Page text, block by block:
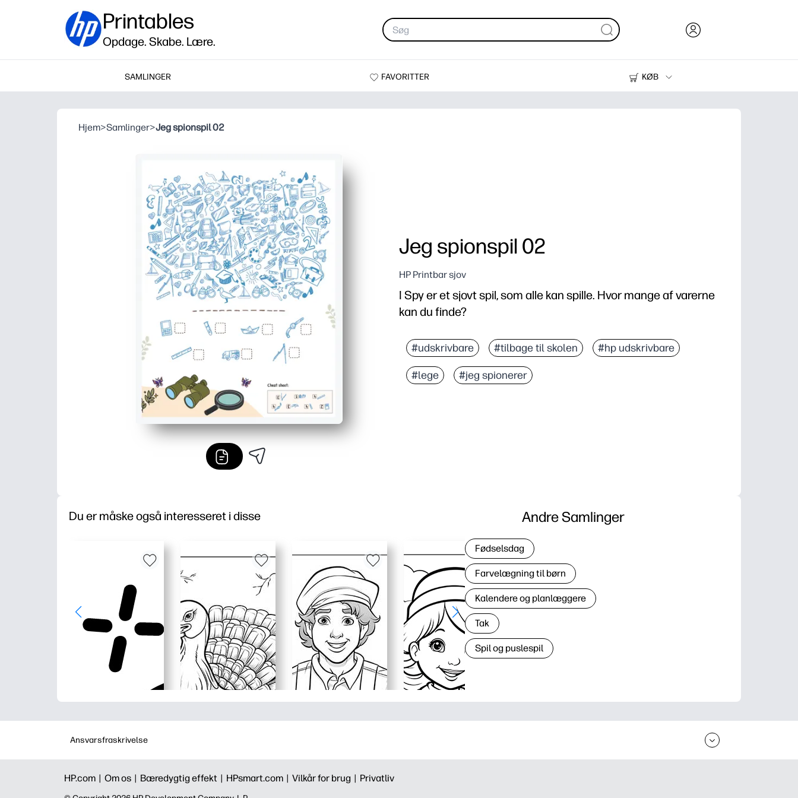
Printables
Opdage. Skabe. Lære.
SAMLINGER FAVORITTER
KØB
Printere
Hjem>Samlinger>Jeg spionspil 02
Jeg spionspil 02
HP Printbar sjov
I Spy er et sjovt spil, som alle kan spille. Hvor mange af varerne
kan du finde?
#udskrivbare #tilbage til skolen #hp udskrivbare
#lege #jeg spionerer
Du er måske også interesseret i disse Andre Samlinger
Fødselsdag
Farvelægning til børn
Kalendere og planlæggere
Tak
Spil og puslespil
Ansvarsfraskrivelse
HP.com | Om os | Bæredygtig effekt | HPsmart.com | Vilkår for brug | Privatliv